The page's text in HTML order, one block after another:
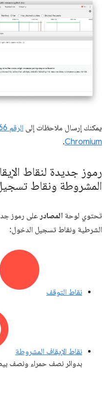
يمكنك إرسال ملاحظات إلى
Chromium
.
رموز جديدة لنقاط
المشروطة ونقاط
تحتوي لوحة المصادر على رموز
الشرطية ونقاط تسجيل الدخول:
نقاط التوقف
نقاط الإيقاف المشروطة
بدوائر نصف حمراء ونصف